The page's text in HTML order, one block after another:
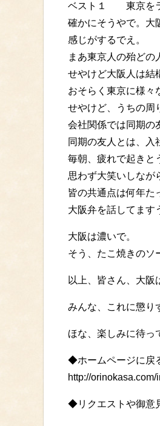
ベスト１ 東京を
確かにそうやで。大
感じがするでえ。
まあ東京人の殆どの
せやけど大阪人は結
おそらく東京に様々
せやけど、うちの周
会社関係では同期の
同期の友人とは、入
毎朝、疲れで起きと
思わず大笑いしなが
皆の共通点は何年た
大阪弁を話してます
大阪は濃いで。
そう、たこ焼きのソ
以上、皆さん、大阪
みんな、これに懲り
ほな、楽しみに待っ
◆ホームページに戻
http://orinokasa.com/
◆リクエストや御意